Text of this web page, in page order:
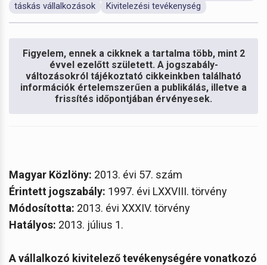
táskás vállalkozások
Kivitelezési tevékenység
Figyelem, ennek a cikknek a tartalma több, mint 2
évvel ezelőtt született. A jogszabály-
változásokról tájékoztató cikkeinkben található
információk értelemszerűen a publikálás, illetve a
frissítés időpontjában érvényesek.
Magyar Közlöny: 2013. évi 57. szám
Érintett jogszabály: 1997. évi LXXVIII. törvény
Módosította: 2013. évi XXXIV. törvény
Hatályos: 2013. július 1.
A vállalkozó kivitelező tevékenységére vonatkozó